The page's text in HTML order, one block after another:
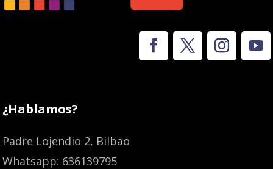
¿Hablamos?
Padre Lojendio 2, Bilbao
Whatsapp: 636139795